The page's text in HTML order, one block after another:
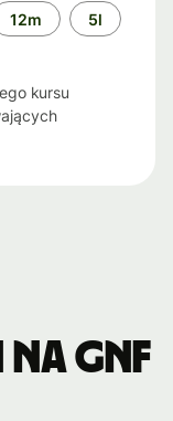
12m 5l
kursu
GNF